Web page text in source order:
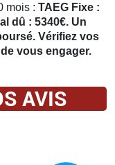
mois : TAEG Fixe :
dû : 5340€. Un
Vérifiez vos
vous engager.
AVIS